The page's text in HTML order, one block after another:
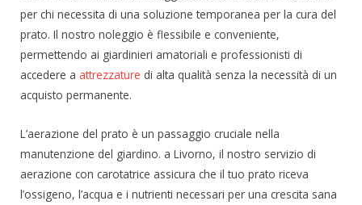
per chi necessita di una soluzione temporanea per la cura del
prato. Il nostro noleggio è flessibile e conveniente,
permettendo ai giardinieri amatoriali e professionisti di
accedere a attrezzature di alta qualità senza la necessità di un
acquisto permanente.
L’aerazione del prato è un passaggio cruciale nella
manutenzione del giardino. a Livorno, il nostro servizio di
aerazione con carotatrice assicura che il tuo prato riceva
l’ossigeno, l’acqua e i nutrienti necessari per una crescita sana